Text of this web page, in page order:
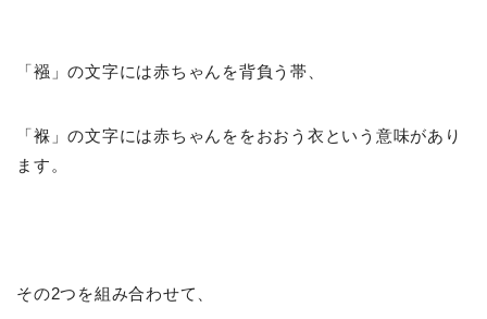
「襁」の文字には赤ちゃんを背負う帯、
「褓」の文字には赤ちゃんををおおう衣という意味があり
ます。
その2つを組み合わせて、